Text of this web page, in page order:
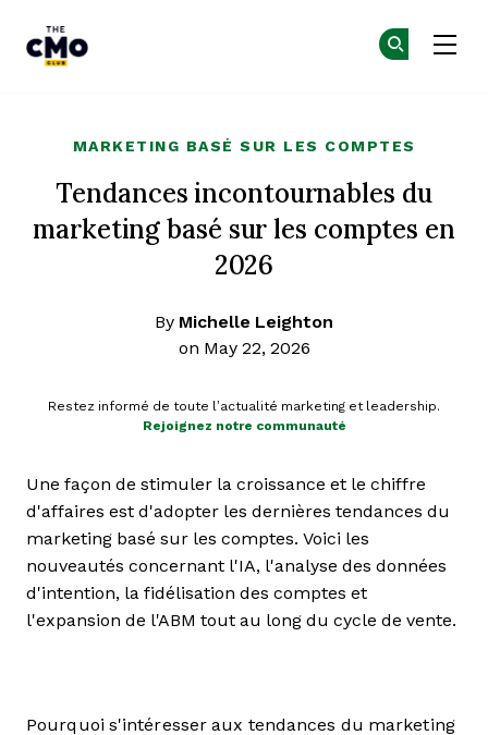
MARKETING BASÉ SUR LES COMPTES
Tendances incontournables du
marketing basé sur les comptes en
2026
By Michelle Leighton
on May 22, 2026
Restez informé de toute l’actualité marketing et leadership.
Rejoignez notre communauté
Une façon de stimuler la croissance et le chiffre
d'affaires est d'adopter les dernières tendances du
marketing basé sur les comptes. Voici les
nouveautés concernant l'IA, l'analyse des données
d'intention, la fidélisation des comptes et
l'expansion de l'ABM tout au long du cycle de vente.
Pourquoi s'intéresser aux tendances du marketing